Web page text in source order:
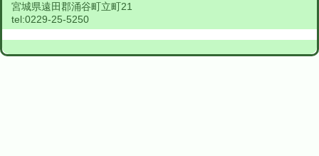
宮城県遠田郡涌谷町立町21
tel:0229-25-5250